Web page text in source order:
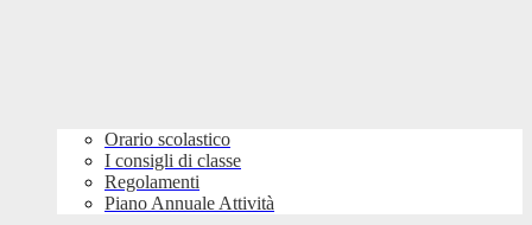
Orario scolastico
I consigli di classe
Regolamenti
Piano Annuale Attività